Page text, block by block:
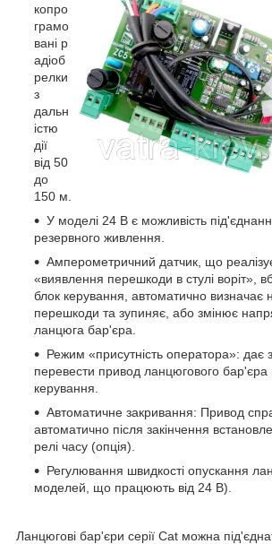
копро
грамо
вані р
адіоб
релки
з
дальн
істю
дії
від 50
до
150 м.
У моделі 24 В є можливість
резервного живлення.
Амперометричний датчик, що
«виявлення перешкоди в стулі воріт»,
блок керування, автоматично визначає
перешкоди та зупиняє, або змінює
ланцюга бар'єра.
Режим «присутність оператора»: дає
перевести привод ланцюгового
керування.
Автоматичне закривання: Привод
автоматично після закінчення
релі часу (опція).
Регулювання швидкості опускання
моделей, що працюють від 24 В).
Ланцюгові бар'єри серії Cat можна